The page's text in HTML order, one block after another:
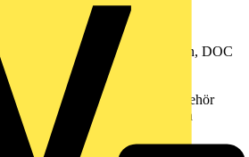
StriePlan, EDS PowerCon, DOC
integriert
von Produkten und Zubehör
von elektrischen
und Dokumentationen